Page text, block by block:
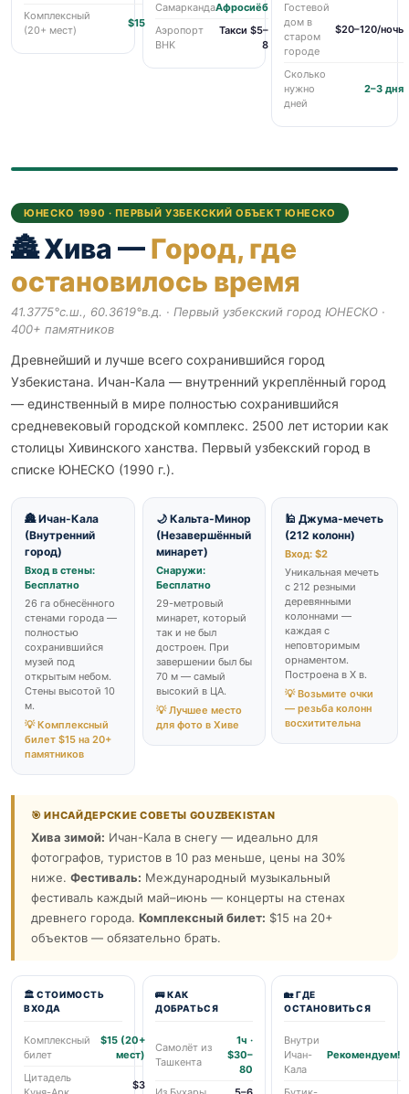
Комплексный
(20+ мест)
$15
СамаркандаАфросиёб
Аэропорт
BHK
Такси $5–
8
Гостевой
дом в
старом
городе
$20–120/ночь
Сколько
нужно
дней
2–3 дня
ЮНЕСКО 1990 · ПЕРВЫЙ УЗБЕКСКИЙ ОБЪЕКТ ЮНЕСКО
🏯️ Хива —Город, где
остановилось время
41.3775°с.ш., 60.3619°в.д. · Первый узбекский город ЮНЕСКО ·
400+ памятников
Древнейший и лучше всего сохранившийся город
Узбекистана. Ичан-Кала — внутренний укреплённый город
— единственный в мире полностью сохранившийся
средневековый городской комплекс. 2500 лет истории как
столицы Хивинского ханства. Первый узбекский город в
списке ЮНЕСКО (1990 г.).
🏯️ Ичан-Кала
(Внутренний
город)
Вход в стены:
Бесплатно
26 га обнесённого
стенами города —
полностью
сохранившийся
музей под
открытым небом.
Стены высотой 10
м.
💡 Комплексный
билет $15 на 20+
памятников
🌙 Кальта-Минор
(Незавершённый
минарет)
Снаружи:
Бесплатно
29-метровый
минарет, который
так и не был
достроен. При
завершении был бы
70 м — самый
высокий в ЦА.
💡 Лучшее место
для фото в Хиве
🕌 Джума-мечеть
(212 колонн)
Вход: $2
Уникальная мечеть
с 212 резными
деревянными
колоннами —
каждая с
неповторимым
орнаментом.
Построена в X в.
💡 Возьмите очки
— резьба колонн
восхитительна
🎯 ИНСАЙДЕРСКИЕ СОВЕТЫ GOUZBEKISTAN
Хива зимой: Ичан-Кала в снегу — идеально для
фотографов, туристов в 10 раз меньше, цены на 30%
ниже. Фестиваль: Международный музыкальный
фестиваль каждый май–июнь — концерты на стенах
древнего города. Комплексный билет: $15 на 20+
объектов — обязательно брать.
🏛️ СТОИМОСТЬ
ВХОДА
Комплексный
билет
$15 (20+
мест)
Цитадель
$3
🚌 КАК
ДОБРАТЬСЯ
Самолёт из
Ташкента
1ч ·
$30–
80
🏡 ГДЕ
ОСТАНОВИТЬСЯ
Внутри
Ичан-
Кала
Рекомендуем!